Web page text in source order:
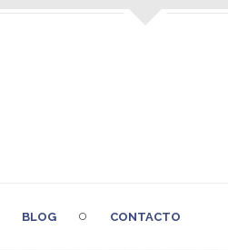
BLOG CONTACTO